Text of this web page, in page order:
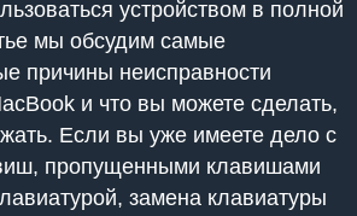
устройством в полной
мы обсудим самые
причины неисправности
и что вы можете сделать,
Если вы уже имеете дело с
пропущенными клавишами
замена клавиатуры